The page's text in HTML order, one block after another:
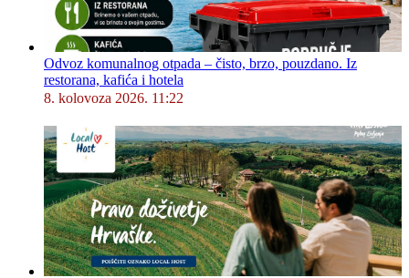
Odvoz komunalnog otpada – čisto, brzo, pouzdano. Iz
restorana, kafića i hotela
8. kolovoza 2026. 11:22